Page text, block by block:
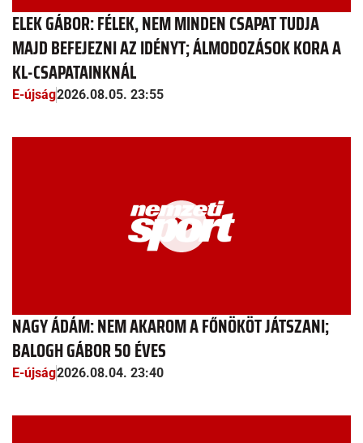
ELEK GÁBOR: FÉLEK, NEM MINDEN CSAPAT TUDJA
MAJD BEFEJEZNI AZ IDÉNYT; ÁLMODOZÁSOK KORA A
KL-CSAPATAINKNÁL
E-újság2026.08.05. 23:55
NAGY ÁDÁM: NEM AKAROM A FŐNÖKÖT JÁTSZANI;
BALOGH GÁBOR 50 ÉVES
E-újság2026.08.04. 23:40